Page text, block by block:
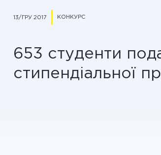
13/ГРУ 2017 КОНКУРС
653 студенти
стипендіальної